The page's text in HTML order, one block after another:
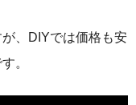
、DIYでは価格も安
。